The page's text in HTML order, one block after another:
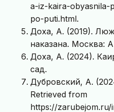
a-iz-kaira-obyasnila-
po-puti.html.
Доха, А. (2019).
наказана. Москва:
Доха, А. (2024).
сад.
Дубровский, А.
Retrieved from
https://zarubejom.ru/